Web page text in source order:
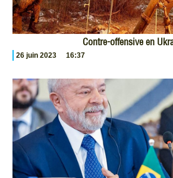
Contre-offensive en
26 juin 2023 16:37